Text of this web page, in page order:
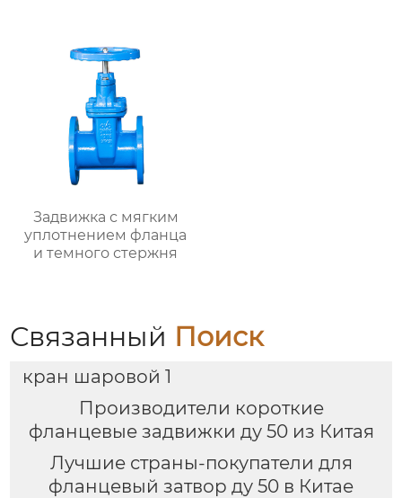
Задвижка с мягким
уплотнением фланца
и темного стержня
Связанный Поиск
кран шаровой 1
Производители короткие
фланцевые задвижки ду 50 из Китая
Лучшие страны-покупатели для
фланцевый затвор ду 50 в Китае